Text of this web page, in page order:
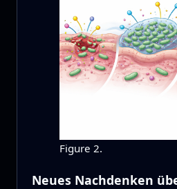
Figure 2.
Neues Nachdenken